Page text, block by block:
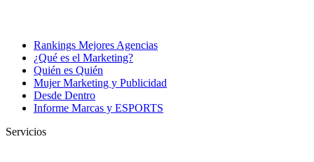
Rankings Mejores Agencias
¿Qué es el Marketing?
Quién es Quién
Mujer Marketing y Publicidad
Desde Dentro
Informe Marcas y ESPORTS
Servicios